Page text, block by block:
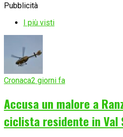
Pubblicità
I più visti
Cronaca2 giorni fa
Accusa un malore a
ciclista residente in Val